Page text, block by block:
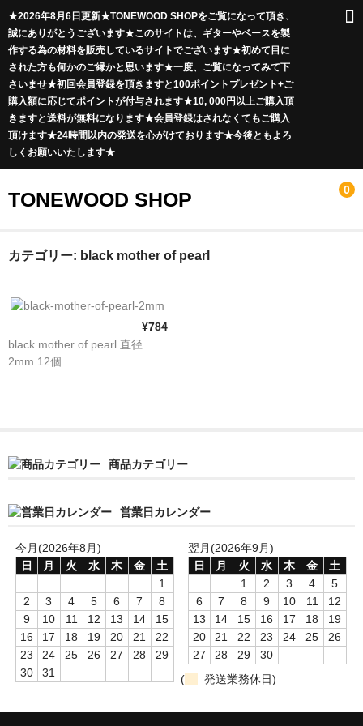
★2026年8月6日更新★TONEWOOD SHOPをご覧になって頂き、
誠にありがとうございます★このサイトは、ギターやベースを製
作する為の材料を販売しているサイトでございます★初めて目に
された方も何かのご縁かと思います★一度、ご覧になってみて下
さいませ★初回会員登録を頂きますと100ポイントプレゼント+ご
購入額に応じてポイントが付与されます★10, 000円以上ご購入頂
きますと送料が無料になります★会員登録はされなくてもご購入
頂けます★24時間以内の発送を心がけております★今後ともよろ
しくお願いいたします★
TONEWOOD SHOP 0
ボディ材
Curly Maple
Curly Maple
Maple Burl
Birds Eye Maple
Walnut
Cottonwood Burl
カテゴリー: black mother of pearl
¥784
black mother of pearl 直径
2mm 12個
商品カテゴリー
営業日カレンダー
今月(2026年8月)
日
月 火 水 木 金
土
1
2
3 4 5 6 7
8
9
10 11 12 13 14
15
16
17 18 19 20 21
22
23
24 25 26 27 28
29
30
31
翌月(2026年9月)
日
月 火 水 木 金
土
1
2 3 4
5
6
7 8 9 10 11
12
13
14 15 16 17 18
19
20
21 22 23 24 25
26
27
28 29
30
(
発送業務休日)